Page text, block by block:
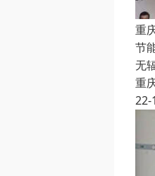
重
节
无
重
22-